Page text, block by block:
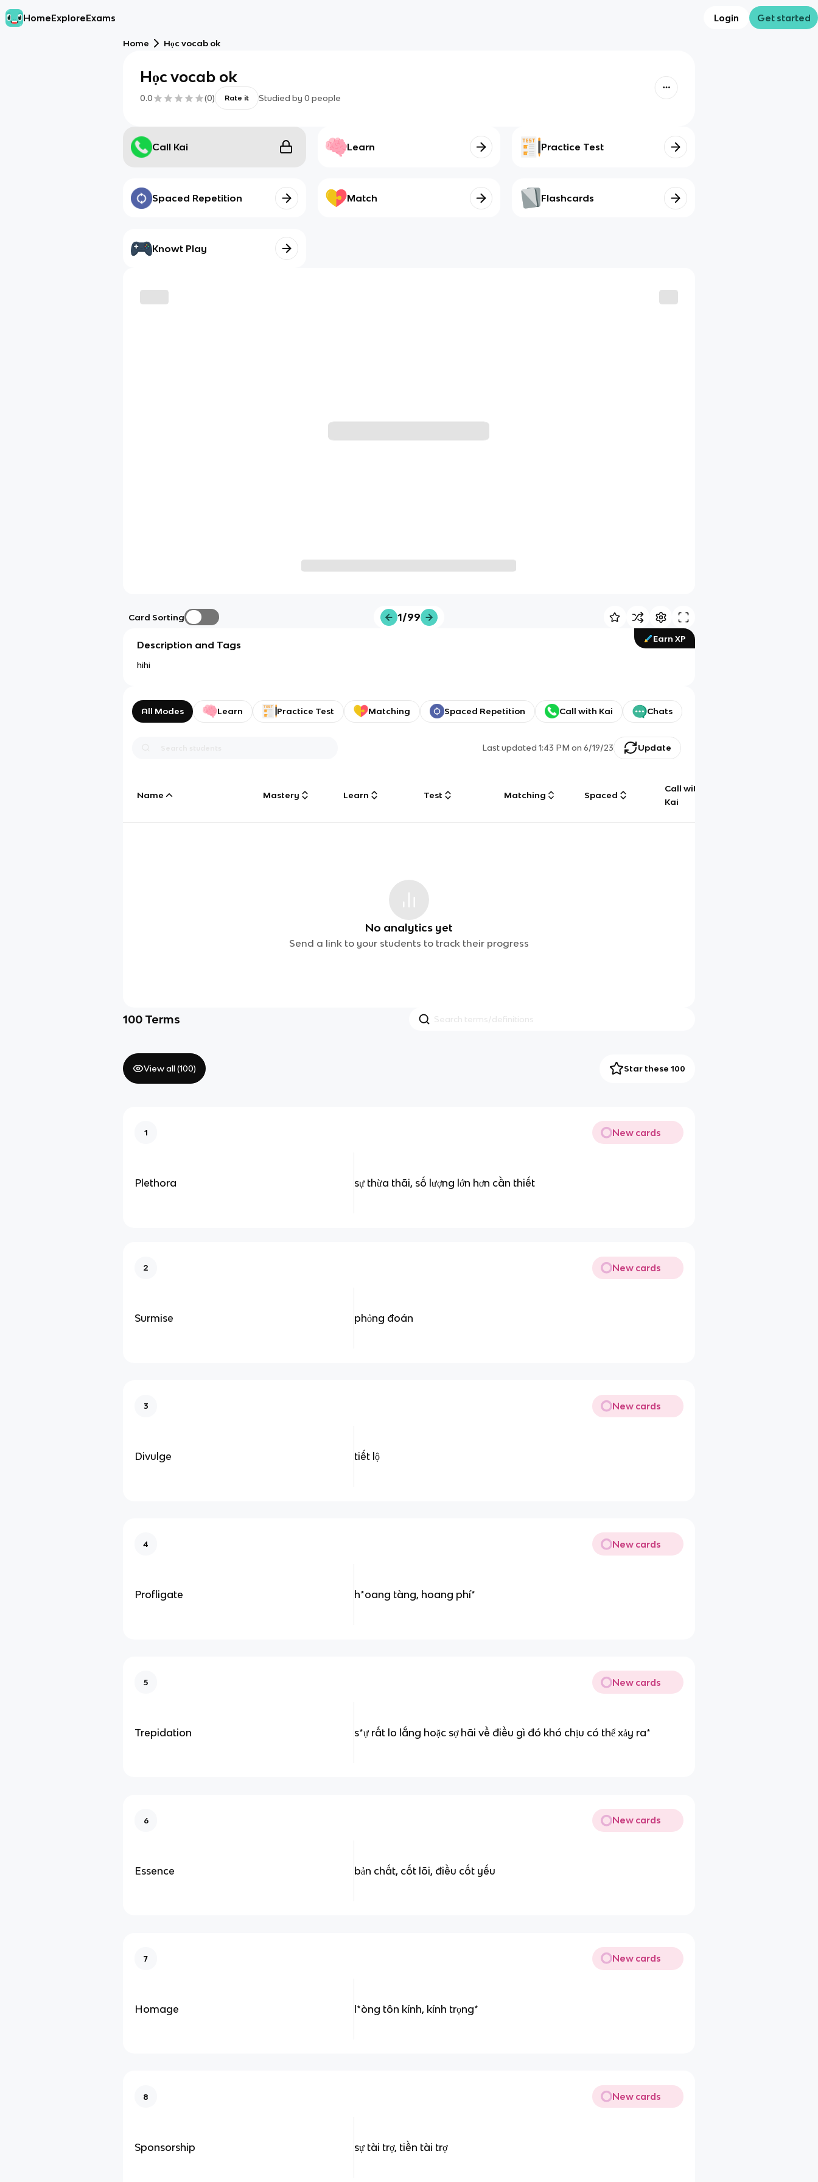
HomeExploreExams Login Get started
Home Học vocab ok
Học vocab ok
0.0 (0) Rate it Studied by 0 people
Call Kai Learn Practice Test
Spaced Repetition Match Flashcards
Knowt Play
Card Sorting 1/99
Earn XP
Description and Tags
hihi
All Modes Learn Practice Test Matching Spaced Repetition Call with Kai Chats
Last updated1:43 PM on 6/19/23 Update
Name Mastery Learn Test Matching Spaced
Call with
Kai
No analytics yet
Send a link to your students to track their progress
100 Terms
View all (100) Star these 100
1 New cards
Plethora sự thừa thãi, số lượng lớn hơn cần thiết
2 New cards
Surmise phỏng đoán
3 New cards
Divulge tiết lộ
4 New cards
Profligate h*oang tàng, hoang phí*
5 New cards
Trepidation s*ự rất lo lắng hoặc sợ hãi về điều gì đó khó chịu có thể xảy ra*
6 New cards
Essence bản chất, cốt lõi, điều cốt yếu
7 New cards
Homage l*òng tôn kính, kính trọng*
8 New cards
Sponsorship sự tài trợ, tiền tài trợ